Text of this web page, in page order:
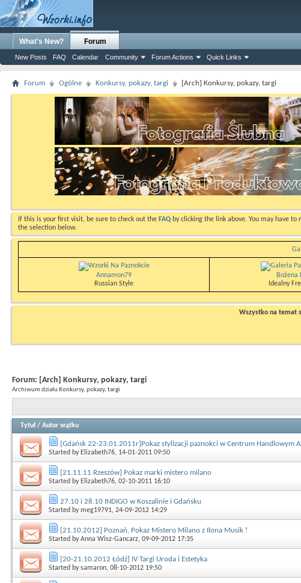
What's New? Forum
New Posts FAQ Calendar Community Forum Actions Quick Links
Forum Ogólne Konkursy, pokazy, targi [Arch] Konkursy, pokazy, targi
If this is your first visit, be sure to check out the FAQ by clicking the link above. You may have to
the selection below.
Annamon79
Russian Style
Bożena
Idealny
Wszystko na temat
Forum: [Arch] Konkursy, pokazy, targi
Archiwum działu Konkursy, pokazy, targi
Tytuł / Autor wątku
[Gdańsk 22-23.01.2011r]Pokaz stylizacji paznokci w Centrum Handlowym
Started by Elizabeth76, 14-01-2011 09:50
[21.11.11 Rzeszów] Pokaz marki mistero milano
Started by Elizabeth76, 02-10-2011 16:10
27.10 i 28.10 INDIGO w Koszalinie i Gdańsku
Started bymeg19791, 24-09-2012 14:29
[21.10.2012] Poznań, Pokaz Mistero Milano z Ilona Musik !
Started byAnna Wisz-Gancarz, 09-09-2012 17:35
[20-21.10.2012 Łódź] IV Targi Uroda i Estetyka
Started bysamaron, 08-10-2012 19:50